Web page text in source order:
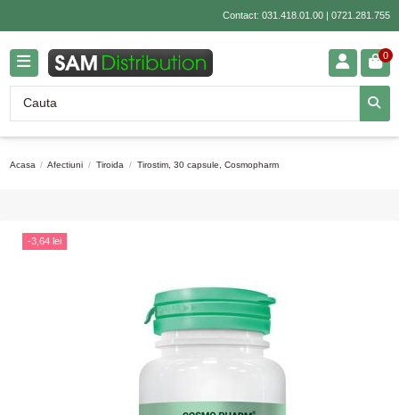
Contact: 031.418.01.00| 0721.281.755
0
Acasa Afectiuni Tiroida Tirostim, 30 capsule, Cosmopharm
-3,64 lei